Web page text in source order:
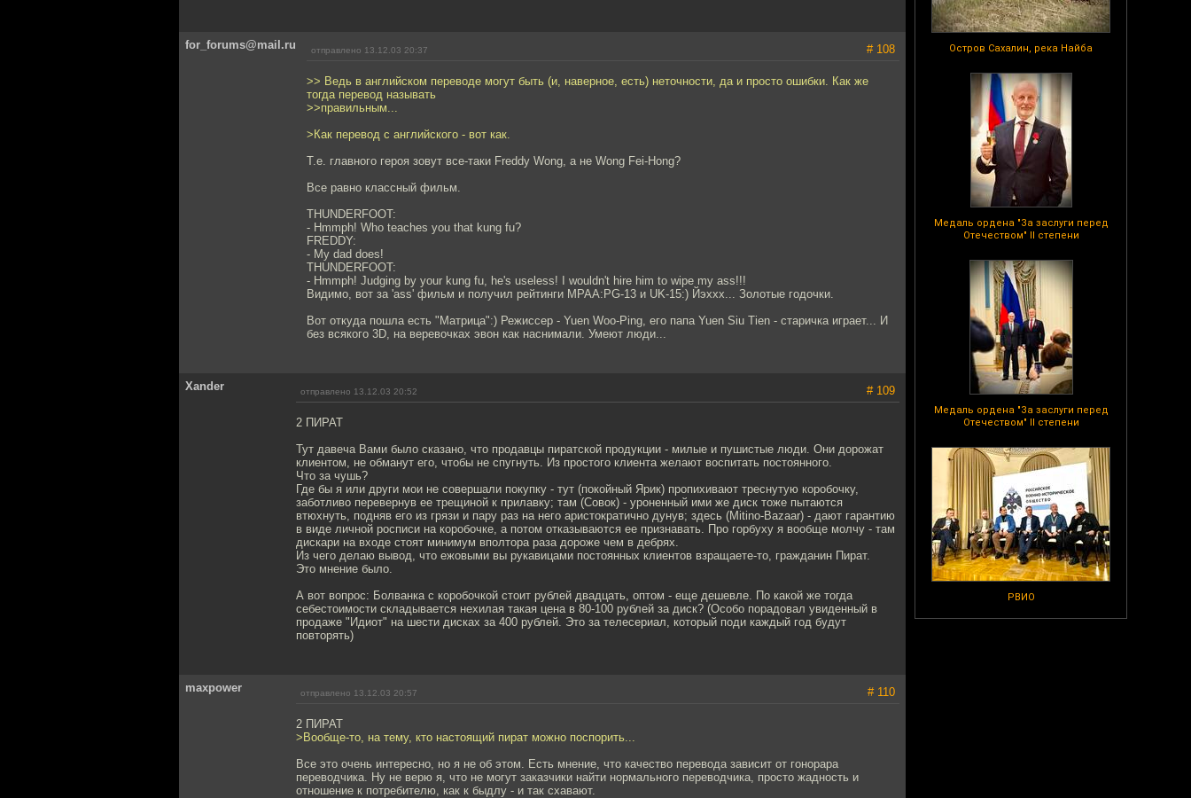
Остров Сахалин, река Найба
Медаль ордена "За заслуги перед
Отечеством" II степени
Медаль ордена "За заслуги перед
Отечеством" II степени
РВИО
for_forums@mail.ru отправлено 13.12.03 20:37 # 108
>> Ведь в английском переводе могут быть (и, наверное, есть) неточности, да и просто ошибки. Как же
тогда перевод называть
>>правильным...
>Как перевод с английского - вот как.
Т.е. главного героя зовут все-таки Freddy Wong, а не Wong Fei-Hong?
Все равно классный фильм.
THUNDERFOOT:
- Hmmph! Who teaches you that kung fu?
FREDDY:
- My dad does!
THUNDERFOOT:
- Hmmph! Judging by your kung fu, he's useless! I wouldn't hire him to wipe my ass!!!
Видимо, вот за 'ass' фильм и получил рейтинги MPAA:PG-13 и UK-15:) Йэххх... Золотые годочки.
Вот откуда пошла есть "Матрица":) Режиссер - Yuen Woo-Ping, его папа Yuen Siu Tien - старичка играет... И
без всякого 3D, на веревочках эвон как наснимали. Умеют люди...
Xander отправлено 13.12.03 20:52 # 109
2 ПИРАТ
Тут давеча Вами было сказано, что продавцы пиратской продукции - милые и пушистые люди. Они дорожат
клиентом, не обманут его, чтобы не спугнуть. Из простого клиента желают воспитать постоянного.
Что за чушь?
Где бы я или други мои не совершали покупку - тут (покойный Ярик) пропихивают треснутую коробочку,
заботливо перевернув ее трещиной к прилавку; там (Совок) - уроненный ими же диск тоже пытаются
втюхнуть, подняв его из грязи и пару раз на него аристократично дунув; здесь (Mitino-Bazaar) - дают гарантию
в виде личной росписи на коробочке, а потом отказываются ее признавать. Про горбуху я вообще молчу - там
дискари на входе стоят минимум вполтора раза дороже чем в дебрях.
Из чего делаю вывод, что ежовыми вы рукавицами постоянных клиентов взращаете-то, гражданин Пират.
Это мнение было.
А вот вопрос: Болванка с коробочкой стоит рублей двадцать, оптом - еще дешевле. По какой же тогда
себестоимости складывается нехилая такая цена в 80-100 рублей за диск? (Особо порадовал увиденный в
продаже "Идиот" на шести дисках за 400 рублей. Это за телесериал, который поди каждый год будут
повторять)
maxpower отправлено 13.12.03 20:57 # 110
2 ПИРАТ
>Вообще-то, на тему, кто настоящий пират можно поспорить...
Все это очень интересно, но я не об этом. Есть мнение, что качество перевода зависит от гонорара
переводчика. Ну не верю я, что не могут заказчики найти нормального переводчика, просто жадность и
отношение к потребителю, как к быдлу - и так схавают.